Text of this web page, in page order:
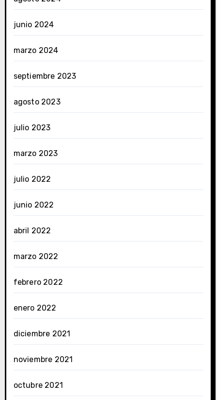
junio 2024
marzo 2024
septiembre 2023
agosto 2023
julio 2023
marzo 2023
julio 2022
junio 2022
abril 2022
marzo 2022
febrero 2022
enero 2022
diciembre 2021
noviembre 2021
octubre 2021